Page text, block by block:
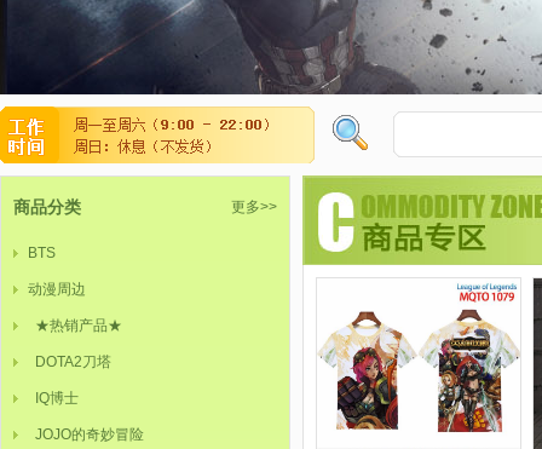
商品分类 更多>>
BTS
动漫周边
★热销产品★
DOTA2刀塔
IQ博士
JOJO的奇妙冒险